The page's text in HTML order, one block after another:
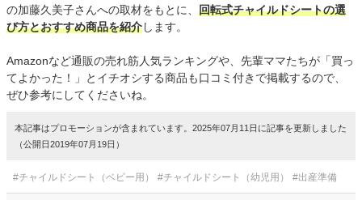
の加藤久美子さんへの取材をもとに、 回転式チャイルドシートの選
び方とおすすめ商品を紹介します。
Amazonなど通販の売れ筋人気ランキングや、先輩ママたちが「買っ
てよかった！」とイチオシする商品も口コミ付きで掲載するので、
ぜひ参考にしてくださいね。
本記事はプロモーションが含まれています。2025年07月11日に記事を更新しました
（公開日2019年07月19日）
#チャイルドシート（ベビー用） #チャイルドシート（幼児用） #出産準備